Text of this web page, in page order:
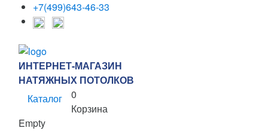
+7(499)643-46-33
ИНТЕРНЕТ-МАГАЗИН
НАТЯЖНЫХ ПОТОЛКОВ
Каталог
0
Корзина
Empty